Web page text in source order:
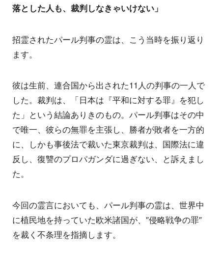
落とした人も、裁判しなきゃいけない」
招霊されたパール判事の霊は、こう当時を振り返り
ます。
彼は生前、連合国から出された11人の判事の一人で
した。裁判は、「日本は『平和に対する罪』を犯し
た」という結論ありきのもの。パール判事はその中
で唯一、彼らの無罪を主張し、勝者が敗者を一方的
に、しかも事後法で裁いた東京裁判は、国際法に違
反し、復讐のプロパガンダに過ぎない、と訴えまし
た。
今回の霊言においても、パール判事の霊は、世界中
に植民地を持っていた欧米諸国が、″侵略戦争の罪″
を裁く不条理を指摘します。